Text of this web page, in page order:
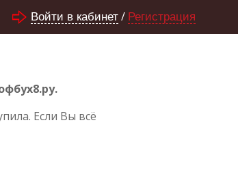
Войти в кабинет / Регистрация
Если Вы всё